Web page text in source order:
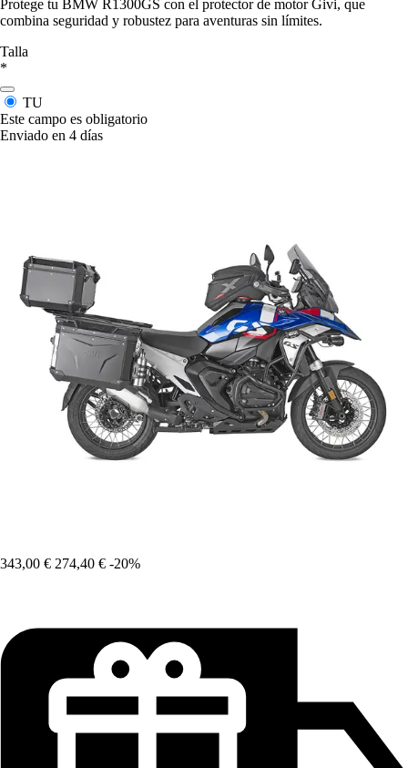
Protege tu BMW R1300GS con el protector de motor Givi, que
combina seguridad y robustez para aventuras sin límites.
Talla
*
TU
Este campo es obligatorio
Enviado en 4 días
343,00 € 274,40 € -20%